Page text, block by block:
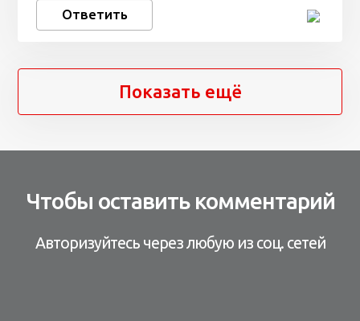
Ответить
Показать ещё
Чтобы оставить комментарий
Авторизуйтесь через любую из соц. сетей